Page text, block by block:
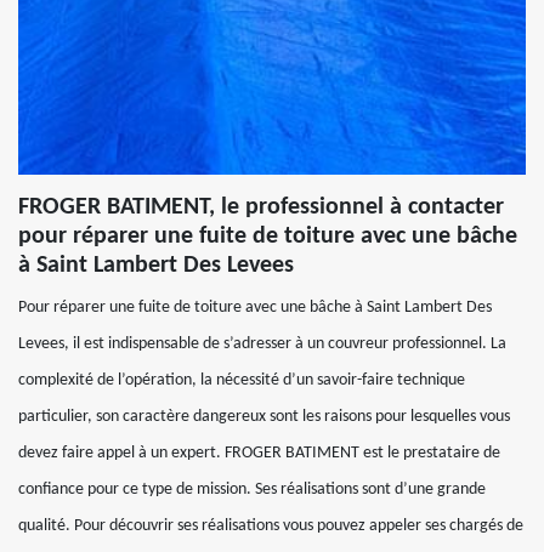
FROGER BATIMENT, le professionnel à contacter
pour réparer une fuite de toiture avec une bâche
à Saint Lambert Des Levees
Pour réparer une fuite de toiture avec une bâche à Saint Lambert Des
Levees, il est indispensable de s’adresser à un couvreur professionnel. La
complexité de l’opération, la nécessité d’un savoir-faire technique
particulier, son caractère dangereux sont les raisons pour lesquelles vous
devez faire appel à un expert. FROGER BATIMENT est le prestataire de
confiance pour ce type de mission. Ses réalisations sont d’une grande
qualité. Pour découvrir ses réalisations vous pouvez appeler ses chargés de